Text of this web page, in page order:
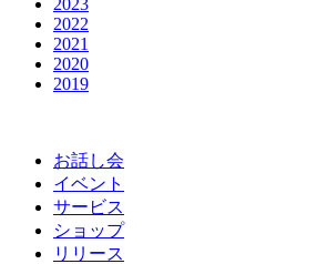
2022
2021
2020
2019
お話し会
イベント
サービス
ショップ
リリース